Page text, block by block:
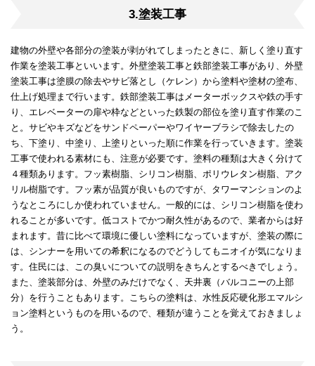
3.塗装工事
建物の外壁や各部分の塗装が剥がれてしまったときに、新しく塗り直す
作業を塗装工事といいます。外壁塗装工事と鉄部塗装工事があり、外壁
塗装工事は塗膜の除去やサビ落とし（ケレン）から塗料や塗材の塗布、
仕上げ処理まで行います。鉄部塗装工事はメーターボックスや鉄の手す
り、エレベーターの扉や枠などといった鉄製の部位を塗り直す作業のこ
と。サビやキズなどをサンドペーパーやワイヤーブラシで除去したの
ち、下塗り、中塗り、上塗りといった順に作業を行っていきます。塗装
工事で使われる素材にも、注意が必要です。塗料の種類は大きく分けて
４種類あります。フッ素樹脂、シリコン樹脂、ポリウレタン樹脂、アク
リル樹脂です。フッ素が品質が良いものですが、タワーマンションのよ
うなところにしか使われていません。一般的には、シリコン樹脂を使わ
れることが多いです。低コストでかつ耐久性があるので、業者からは好
まれます。昔に比べて環境に優しい塗料になっていますが、塗装の際に
は、シンナーを用いての希釈になるのでどうしてもニオイが気になりま
す。住民には、この臭いについての説明をきちんとするべきでしょう。
また、塗装部分は、外壁のみだけでなく、天井裏（バルコニーの上部
分）を行うこともあります。こちらの塗料は、水性反応硬化形エマルシ
ョン塗料というものを用いるので、種類が違うことを覚えておきましょ
う。